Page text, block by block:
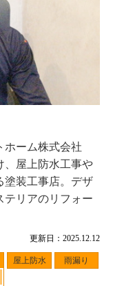
更新日：2025.12.12
屋上防水 雨漏り
ホーム株式会社
、屋上防水工事や
塗装工事店。デザ
テリアのリフォー